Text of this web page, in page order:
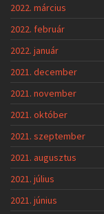
2022. március
2022. február
2022. január
2021. december
2021. november
2021. október
2021. szeptember
2021. augusztus
2021. július
2021. június